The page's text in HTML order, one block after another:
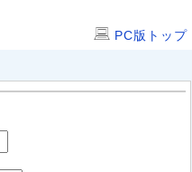
PC版トップ